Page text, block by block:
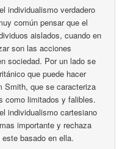
individualismo verdadero
común pensar que el
aislados, cuando en
son las acciones
sociedad. Por un lado se
que puede hacer
Smith, que se caracteriza
como limitados y falibles.
individualismo cartesiano
importante y rechaza
basado en ella.